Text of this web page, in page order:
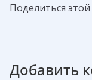
Поделиться
Добавить